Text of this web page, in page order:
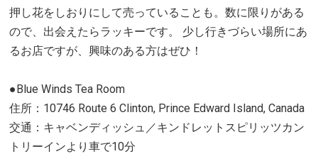
押し花をしおりにして売っていることも。数に限りがある
ので、出会えたらラッキーです。 少し行きづらい場所にあ
るお店ですが、興味のある方はぜひ！
●Blue Winds Tea Room
住所：10746 Route 6 Clinton, Prince Edward Island, Canada
交通：キャベンディッシュ／キンドレットスピリッツカン
トリーインより車で10分